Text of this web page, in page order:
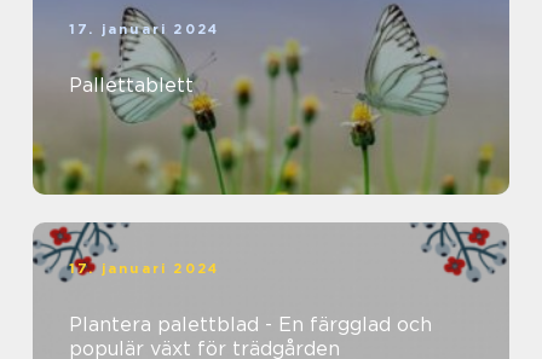
17. januari 2024
Pallettablett
17. januari 2024
Plantera palettblad - En färgglad och
populär växt för trädgården